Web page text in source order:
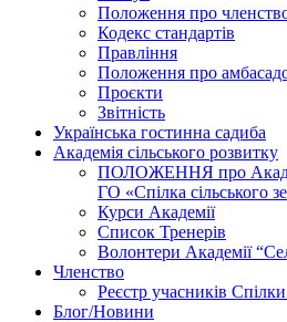
Положення про членство
Кодекс стандартів
Правління
Положення про
Проєкти
Звітність
Українська гостинна садиба
Академія сільського розвитку
ПОЛОЖЕННЯ про
ГО «Спілка сільського
Курси Академії
Список Тренерів
Волонтери Академії
Членство
Реєстр учасників
Блог/Новини